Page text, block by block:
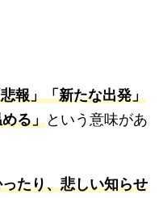
報」「新たな出発」
る」という意味があ
たり、悲しい知らせ